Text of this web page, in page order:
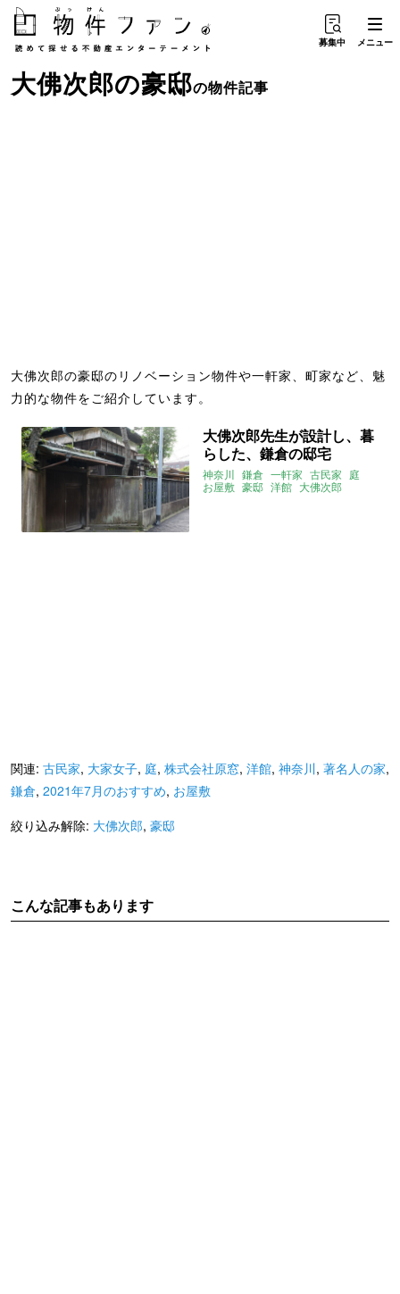
募集中 メニュー
大佛次郎の豪邸の物件記事
大佛次郎の豪邸のリノベーション物件や一軒家、町家など、魅
力的な物件をご紹介しています。
大佛次郎先生が設計し、暮
らした、鎌倉の邸宅
神奈川 鎌倉 一軒家 古民家 庭
お屋敷 豪邸 洋館 大佛次郎
関連: 古民家, 大家女子, 庭, 株式会社原窓, 洋館, 神奈川, 著名人の家,
鎌倉, 2021年7月のおすすめ, お屋敷
絞り込み解除: 大佛次郎, 豪邸
こんな記事もあります